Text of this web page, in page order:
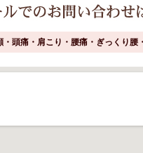
・頭痛・肩こり・腰痛・ぎっくり